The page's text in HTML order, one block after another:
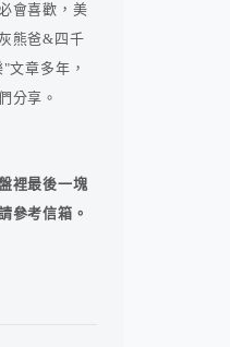
會喜歡，美
熊爸&四千
文章多年，
分享。
裡最後一塊
參考信箱。